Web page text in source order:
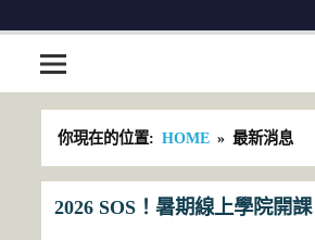
你現在的位置: HOME 最新消息
2026 SOS！暑期線上學院開課